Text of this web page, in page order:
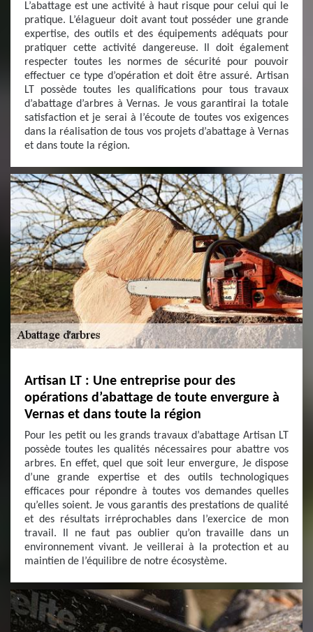
L’abattage est une activité à haut risque pour celui qui le
pratique. L’élagueur doit avant tout posséder une grande
expertise, des outils et des équipements adéquats pour
pratiquer cette activité dangereuse. Il doit également
respecter toutes les normes de sécurité pour pouvoir
effectuer ce type d’opération et doit être assuré. Artisan
LT possède toutes les qualifications pour tous travaux
d’abattage d’arbres à Vernas. Je vous garantirai la totale
satisfaction et je serai à l’écoute de toutes vos exigences
dans la réalisation de tous vos projets d’abattage à Vernas
et dans toute la région.
Artisan LT : Une entreprise pour des
opérations d’abattage de toute envergure à
Vernas et dans toute la région
Pour les petit ou les grands travaux d’abattage Artisan LT
possède toutes les qualités nécessaires pour abattre vos
arbres. En effet, quel que soit leur envergure, Je dispose
d’une grande expertise et des outils technologiques
efficaces pour répondre à toutes vos demandes quelles
qu’elles soient. Je vous garantis des prestations de qualité
et des résultats irréprochables dans l’exercice de mon
travail. Il ne faut pas oublier qu’on travaille dans un
environnement vivant. Je veillerai à la protection et au
maintien de l’équilibre de notre écosystème.